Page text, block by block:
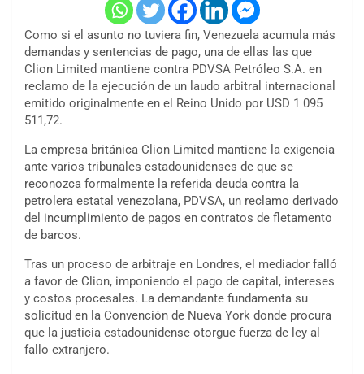
Como si el asunto no tuviera fin, Venezuela acumula más
demandas y sentencias de pago, una de ellas las que
Clion Limited mantiene contra PDVSA Petróleo S.A. en
reclamo de la ejecución de un laudo arbitral internacional
emitido originalmente en el Reino Unido por USD 1 095
511,72.
La empresa británica Clion Limited mantiene la exigencia
ante varios tribunales estadounidenses de que se
reconozca formalmente la referida deuda contra la
petrolera estatal venezolana, PDVSA, un reclamo derivado
del incumplimiento de pagos en contratos de fletamento
de barcos.
Tras un proceso de arbitraje en Londres, el mediador falló
a favor de Clion, imponiendo el pago de capital, intereses
y costos procesales. La demandante fundamenta su
solicitud en la Convención de Nueva York donde procura
que la justicia estadounidense otorgue fuerza de ley al
fallo extranjero.